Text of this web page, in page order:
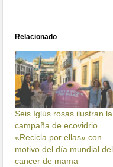
Relacionado
Seis Iglús rosas ilustran la
campaña de ecovidrio
«Recicla por ellas» con
motivo del día mundial del
cancer de mama